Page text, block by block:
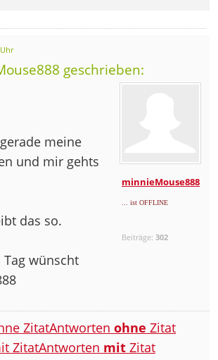
geschrieben:
minnieMouse888
... ist OFFLINE
Beiträge:302
meine
und mir gehts
das so.
wünscht
Antworten ohne Zitat
Antworten mit Zitat